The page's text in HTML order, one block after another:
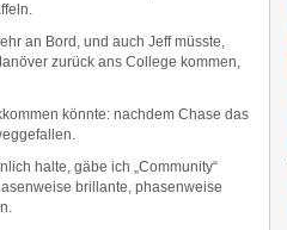
an Bord, und auch Jeff müsste,
zurück ans College kommen,
könnte: nachdem Chase das
halte, gäbe ich „Community“
brillante, phasenweise